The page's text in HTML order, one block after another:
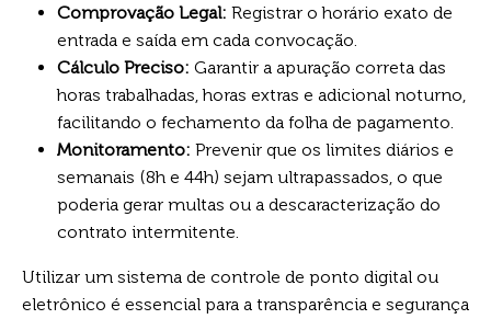
Comprovação Legal: Registrar o horário exato de
entrada e saída em cada convocação.
Cálculo Preciso: Garantir a apuração correta das
horas trabalhadas, horas extras e adicional noturno,
facilitando o fechamento da folha de pagamento.
Monitoramento: Prevenir que os limites diários e
semanais (8h e 44h) sejam ultrapassados, o que
poderia gerar multas ou a descaracterização do
contrato intermitente.
Utilizar um sistema de controle de ponto digital ou
eletrônico é essencial para a transparência e segurança